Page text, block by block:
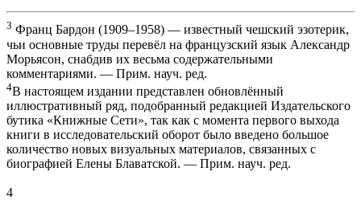
3 Франц Бардон (1909–1958) — известный чешский эзотерик,
чьи основные труды перевёл на французский язык Александр
Морьясон, снабдив их весьма содержательными
комментариями. — Прим. науч. ред.
4В настоящем издании представлен обновлённый
иллюстративный ряд, подобранный редакцией Издательского
бутика «Книжные Сети», так как с момента первого выхода
книги в исследовательский оборот было введено большое
количество новых визуальных материалов, связанных с
биографией Елены Блаватской. — Прим. науч. ред.
4